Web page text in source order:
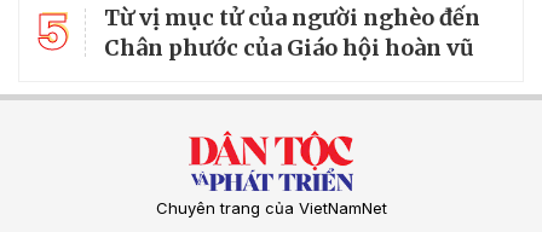
5
Từ vị mục tử của người nghèo đến
Chân phước của Giáo hội hoàn vũ
Chuyên trang của VietNamNet